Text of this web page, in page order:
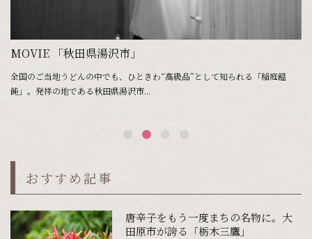
MOVIE 「秋田県湯沢市」
全国のご当地うどんの中でも、ひときわ“高級品”として知られる「稲庭饂
飩」。発祥の地である秋田県湯沢市...
おすすめ記事
唐辛子をもう一度まちの名物に。大
田原市が誇る「栃木三鷹」